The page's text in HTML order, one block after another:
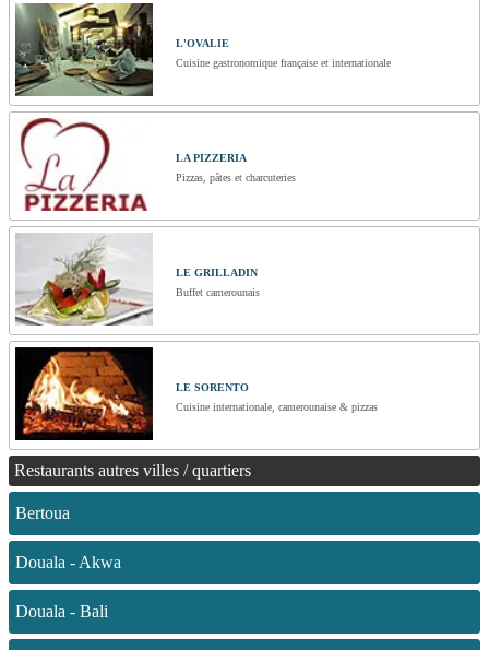
L'OVALIE
Cuisine gastronomique française et internationale
LA PIZZERIA
Pizzas, pâtes et charcuteries
LE GRILLADIN
Buffet camerounais
LE SORENTO
Cuisine internationale, camerounaise & pizzas
Restaurants autres villes / quartiers
Bertoua
Douala - Akwa
Douala - Bali